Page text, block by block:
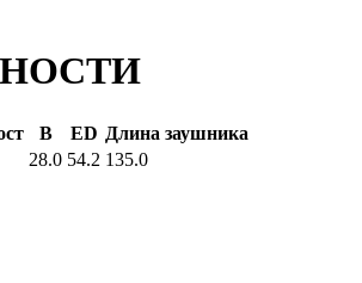
B ED Длина заушника
28.0 54.2 135.0